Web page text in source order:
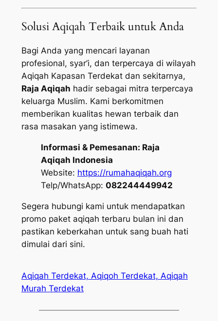
Solusi Aqiqah Terbaik untuk Anda
Bagi Anda yang mencari layanan
profesional, syar’i, dan terpercaya di wilayah
Aqiqah Kapasan Terdekat dan sekitarnya,
Raja Aqiqah hadir sebagai mitra terpercaya
keluarga Muslim. Kami berkomitmen
memberikan kualitas hewan terbaik dan
rasa masakan yang istimewa.
Informasi & Pemesanan: Raja
Aqiqah Indonesia
Website: https://rumahaqiqah.org
Telp/WhatsApp: 082244449942
Segera hubungi kami untuk mendapatkan
promo paket aqiqah terbaru bulan ini dan
pastikan keberkahan untuk sang buah hati
dimulai dari sini.
Aqiqah Terdekat, Aqiqoh Terdekat, Aqiqah
Murah Terdekat